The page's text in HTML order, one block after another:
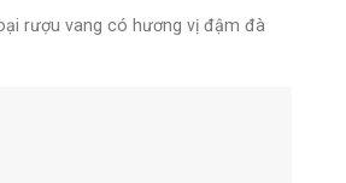
rượu vang có hương vị đậm đà